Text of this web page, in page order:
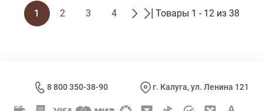
1 2 3 4 Товары 1 - 12 из 38
8 800 350-38-90 г. Калуга, ул. Ленина 121